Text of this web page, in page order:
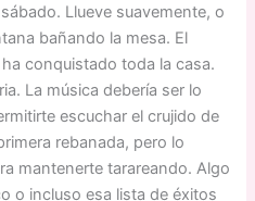
Llueve suavemente, o
bañando la mesa. El
conquistado toda la casa.
La música debería ser lo
escuchar el crujido de
rebanada, pero lo
mantenerte tarareando. Algo
o incluso esa lista de éxitos